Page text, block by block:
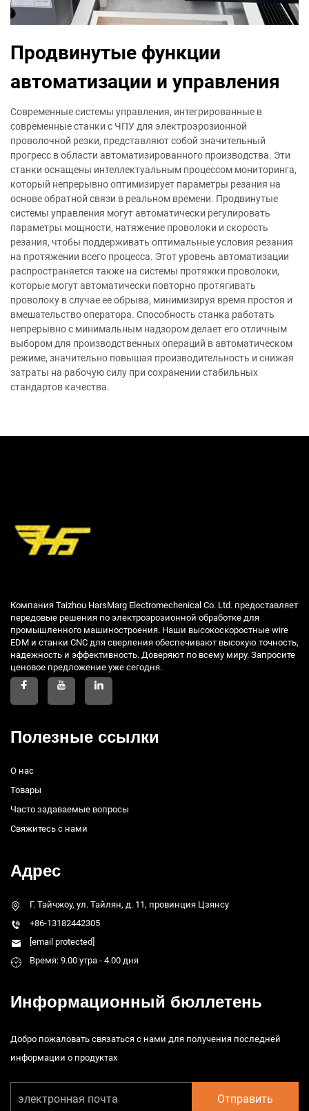
Продвинутые функции
автоматизации и управления
Современные системы управления, интегрированные в
современные станки с ЧПУ для электроэрозионной
проволочной резки, представляют собой значительный
прогресс в области автоматизированного производства. Эти
станки оснащены интеллектуальным процессом мониторинга,
который непрерывно оптимизирует параметры резания на
основе обратной связи в реальном времени. Продвинутые
системы управления могут автоматически регулировать
параметры мощности, натяжение проволоки и скорость
резания, чтобы поддерживать оптимальные условия резания
на протяжении всего процесса. Этот уровень автоматизации
распространяется также на системы протяжки проволоки,
которые могут автоматически повторно протягивать
проволоку в случае ее обрыва, минимизируя время простоя и
вмешательство оператора. Способность станка работать
непрерывно с минимальным надзором делает его отличным
выбором для производственных операций в автоматическом
режиме, значительно повышая производительность и снижая
затраты на рабочую силу при сохранении стабильных
стандартов качества.
Компания Taizhou HarsMarg Electromechenical Co. Ltd. предоставляет
передовые решения по электроэрозионной обработке для
промышленного машиностроения. Наши высокоскоростные wire
EDM и станки CNC для сверления обеспечивают высокую точность,
надежность и эффективность. Доверяют по всему миру. Запросите
ценовое предложение уже сегодня.
Полезные ссылки
О нас
Товары
Часто задаваемые вопросы
Свяжитесь с нами
Адрес
Г. Тайчжоу, ул. Тайлян, д. 11, провинция Цзянсу
+86-13182442305
[email protected]
Время: 9.00 утра - 4.00 дня
Информационный бюллетень
Добро пожаловать связаться с нами для получения последней
информации о продуктах
Отправить